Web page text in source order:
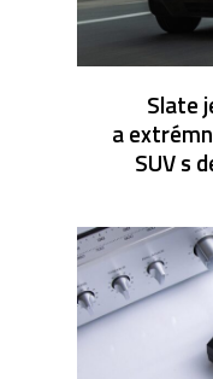
Slate
a
SUV s